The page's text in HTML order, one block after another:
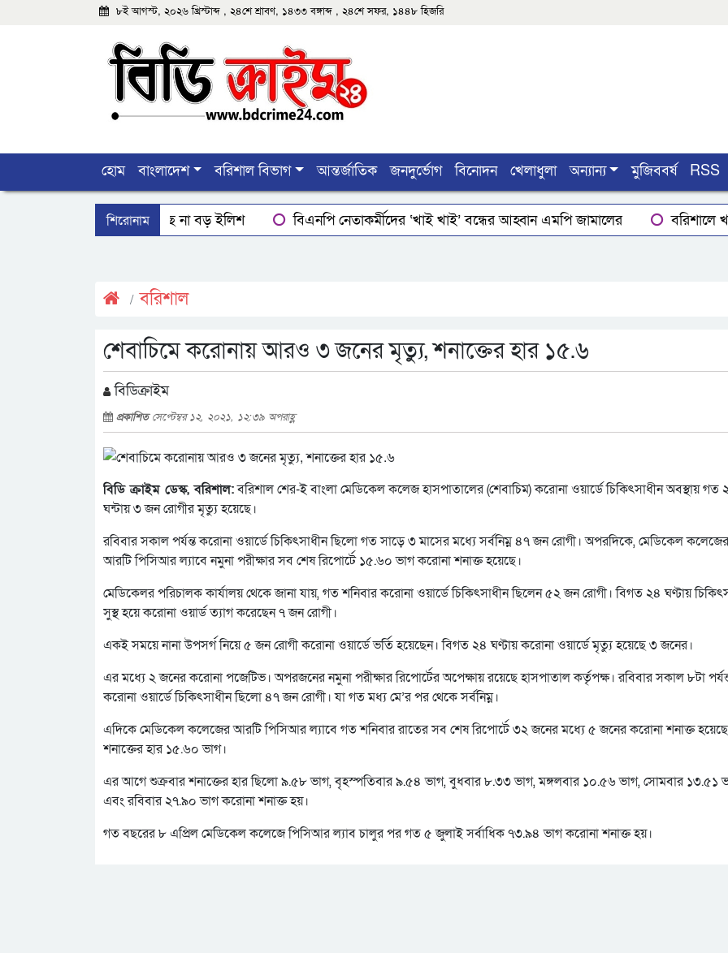
৮ই আগস্ট, ২০২৬ খ্রিস্টাব্দ , ২৪শে শ্রাবণ, ১৪৩৩ বঙ্গাব্দ , ২৪শে সফর, ১৪৪৮ হিজরি
হোম বাংলাদেশ বরিশাল বিভাগ আন্তর্জাতিক জনদুর্ভোগ বিনোদন খেলাধুলা অন্যান্য মুজিববর্ষ RSS
শিরোনাম
বরিশালে মিলছে না বড় ইলিশ বিএনপি নেতাকর্মীদের ‘খাই খাই’ বন্ধের আহ্বান এমপি জামালের বরিশালে
বরিশাল
শেবাচিমে করোনায় আরও ৩ জনের মৃত্যু, শনাক্তের হার ১৫.৬
বিডিক্রাইম
প্রকাশিতসেপ্টেম্বর ১২, ২০২১, ১২:৩৯ অপরাহ্ণ
বিডি ক্রাইম ডেস্ক, বরিশাল:বরিশাল শের-ই বাংলা মেডিকেল কলেজ হাসপাতালের (শেবাচিম) করোনা ওয়ার্ডে চিকিৎসাধীন অবস্থায় গত
ঘন্টায় ৩ জন রোগীর মৃত্যু হয়েছে।
রবিবার সকাল পর্যন্ত করোনা ওয়ার্ডে চিকিৎসাধীন ছিলো গত সাড়ে ৩ মাসের মধ্যে সর্বনিম্ন ৪৭ জন রোগী। অপরদিকে, মেডিকেল কলেজের
আরটি পিসিআর ল্যাবে নমুনা পরীক্ষার সব শেষ রিপোর্টে ১৫.৬০ ভাগ করোনা শনাক্ত হয়েছে।
মেডিকেলর পরিচালক কার্যালয় থেকে জানা যায়, গত শনিবার করোনা ওয়ার্ডে চিকিৎসাধীন ছিলেন ৫২ জন রোগী। বিগত ২৪ ঘণ্টায়
সুস্থ হয়ে করোনা ওয়ার্ড ত্যাগ করেছেন ৭ জন রোগী।
একই সময়ে নানা উপসর্গ নিয়ে ৫ জন রোগী করোনা ওয়ার্ডে ভর্তি হয়েছেন। বিগত ২৪ ঘণ্টায় করোনা ওয়ার্ডে মৃত্যু হয়েছে ৩ জনের।
এর মধ্যে ২ জনের করোনা পজেটিভ। অপরজনের নমুনা পরীক্ষার রিপোর্টের অপেক্ষায় রয়েছে হাসপাতাল কর্তৃপক্ষ। রবিবার সকাল ৮টা
করোনা ওয়ার্ডে চিকিৎসাধীন ছিলো ৪৭ জন রোগী। যা গত মধ্য মে’র পর থেকে সর্বনিম্ন।
এদিকে মেডিকেল কলেজের আরটি পিসিআর ল্যাবে গত শনিবার রাতের সব শেষ রিপোর্টে ৩২ জনের মধ্যে ৫ জনের করোনা শনাক্ত
শনাক্তের হার ১৫.৬০ ভাগ।
এর আগে শুক্রবার শনাক্তের হার ছিলো ৯.৫৮ ভাগ, বৃহস্পতিবার ৯.৫৪ ভাগ, বুধবার ৮.৩৩ ভাগ, মঙ্গলবার ১০.৫৬ ভাগ, সোমবার ১৩.৫১
এবং রবিবার ২৭.৯০ ভাগ করোনা শনাক্ত হয়।
গত বছরের ৮ এপ্রিল মেডিকেল কলেজে পিসিআর ল্যাব চালুর পর গত ৫ জুলাই সর্বাধিক ৭৩.৯৪ ভাগ করোনা শনাক্ত হয়।